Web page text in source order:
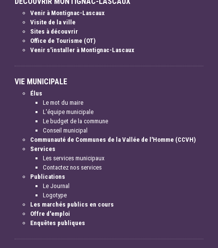
Venir à Montignac-Lascaux
Visite de la ville
Sites à découvrir
Office de Tourisme (OT)
Venir s'installer à Montignac-Lascaux
VIE MUNICIPALE
Élus
Le mot du maire
L'équipe municipale
Le budget de la commune
Conseil municipal
Communauté de Communes de la Vallée de l'Homme (CCVH)
Services
Les services municipaux
Contactez nos services
Publications
Le Journal
Logotype
Les marchés publics en cours
Offre d'emploi
Enquêtes publiques